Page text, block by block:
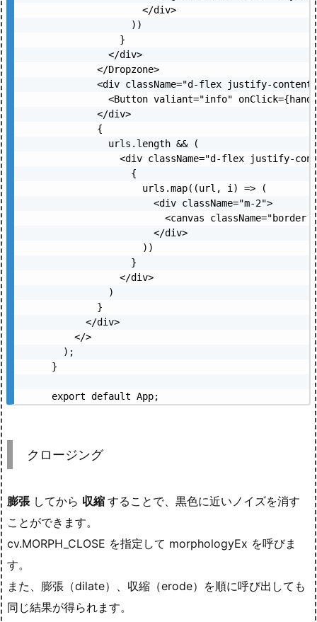
                </div>
              ))
            }
          </div>
        </Dropzone>
<div className="d-flex justify-
<Button valiant="info"
        </div>
        {
          urls.length && (
<div className="d-flex justify-
              {
                urls.map((url, i) => (
                  <div className="m-2">
<canvas className="border
                  </div>
                ))
              }
            </div>
          )
        }
      </div>
    </>
  );
}
export default App;
クロージング
膨張 してから 収縮 することで、黒色に近いノイズを消す
ことができます。
cv.MORPH_CLOSE を指定して morphologyEx を呼びま
す。
また、膨張（dilate）、収縮（erode）を順に呼び出しても
同じ結果が得られます。